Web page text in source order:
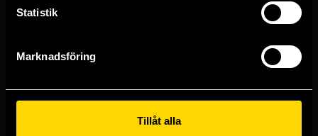
Statistik
Marknadsföring
Tillåt alla
Västerlånggatan 48
Göteborgsbutiken
Kungsgatan 19
Malmöbutiken